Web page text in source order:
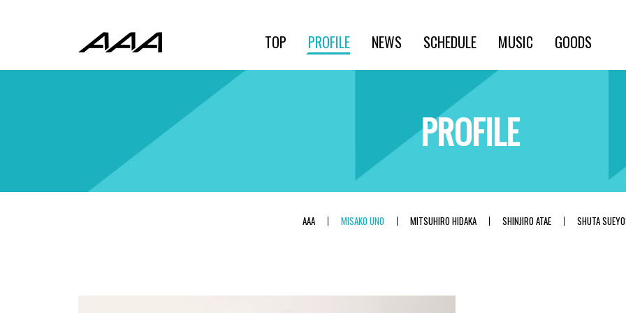
TOP PROFILE NEWS SCHEDULE MUSIC GOODS
PROFILE
AAA MISAKO UNO MITSUHIRO HIDAKA SHINJIRO ATAE SHUTA